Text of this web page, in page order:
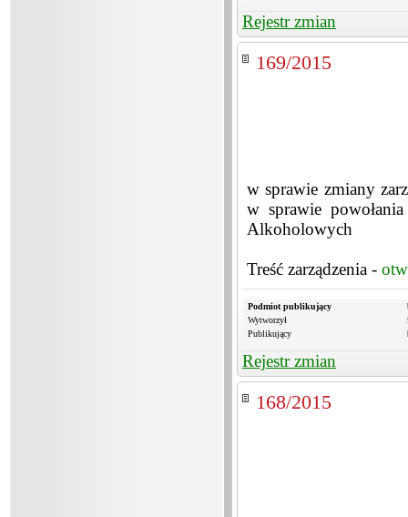
Rejestr zmian
169/2015
w sprawie zmiany
w sprawie
Alkoholowych
Treść zarządzenia -
Podmiot publikujący
Wytworzył
Publikujący
Rejestr zmian
168/2015